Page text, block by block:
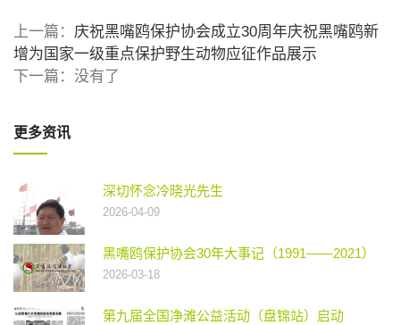
上一篇： 庆祝黑嘴鸥保护协会成立30周年庆祝黑嘴鸥新
增为国家一级重点保护野生动物应征作品展示
下一篇：没有了
更多资讯
深切怀念冷晓光先生
2026-04-09
黑嘴鸥保护协会30年大事记（1991——2021）
2026-03-18
第九届全国净滩公益活动（盘锦站）启动